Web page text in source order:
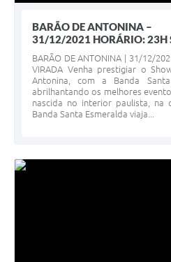
BARÃO DE ANTONINA –
31/12/2021 HORÁRIO: 23H
BARÃO DE ANTONINA | 31/12/
VIRADA Venha prestigiar o
Antonina, com a Banda
abrilhantando os melhores
nascida no interior paulista, na
Banda Santa Esmeralda viaja...